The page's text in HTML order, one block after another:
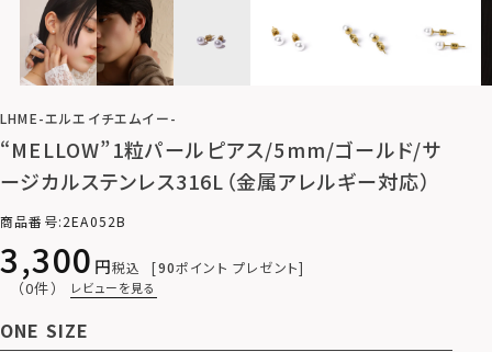
LHME-エルエイチエムイー-
“MELLOW”1粒パールピアス/5mm/ゴールド/サ
ージカルステンレス316L（金属アレルギー対応）
商品番号 2EA052B
3,300 税込 90ポイント プレゼント
（0件） レビューを見る
ONE SIZE